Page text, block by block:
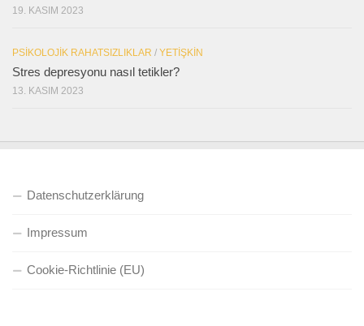
19. KASIM 2023
PSIKOLOJIK RAHATSIZLIKLAR / YETIŞKIN
Stres depresyonu nasıl tetikler?
13. KASIM 2023
Datenschutzerklärung
Impressum
Cookie-Richtlinie (EU)